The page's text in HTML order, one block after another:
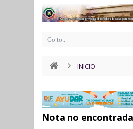
INICIO
Nota no encontrada